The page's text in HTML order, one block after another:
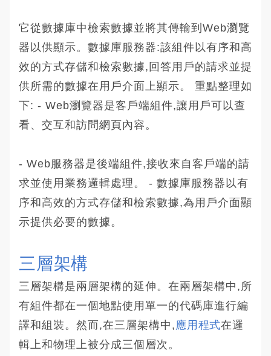
它從數據庫中檢索數據並將其傳輸到Web瀏覽
器以供顯示。數據庫服務器:該組件以有序和高
效的方式存儲和檢索數據,回答用戶的請求並提
供所需的數據在用戶介面上顯示。 重點整理如
下: - Web瀏覽器是客戶端組件,讓用戶可以查
看、交互和訪問網頁內容。
- Web服務器是後端組件,接收來自客戶端的請
求並使用業務邏輯處理。 - 數據庫服務器以有
序和高效的方式存儲和檢索數據,為用戶介面顯
示提供必要的數據。
三層架構
三層架構是兩層架構的延伸。在兩層架構中,所
有組件都在一個地點使用單一的代碼庫進行編
譯和組裝。然而,在三層架構中, 應用程式在邏
輯上和物理上被分成三個層次。